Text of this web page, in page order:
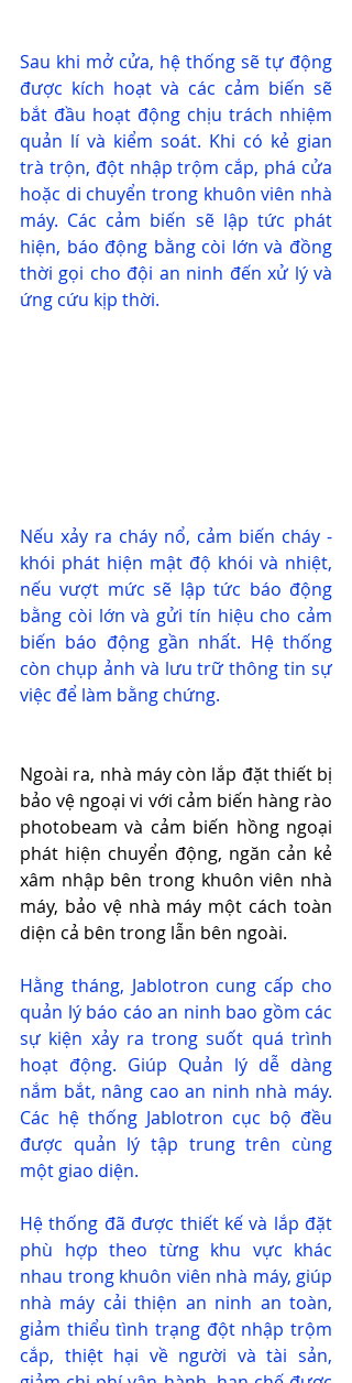
Sau khi mở cửa, hệ thống sẽ tự động
được kích hoạt và các cảm biến sẽ
bắt đầu hoạt động chịu trách nhiệm
quản lí và kiểm soát. Khi có kẻ gian
trà trộn, đột nhập trộm cắp, phá cửa
hoặc di chuyển trong khuôn viên nhà
máy. Các cảm biến sẽ lập tức phát
hiện, báo động bằng còi lớn và đồng
thời gọi cho đội an ninh đến xử lý và
ứng cứu kịp thời.
Nếu xảy ra cháy nổ, cảm biến cháy -
khói phát hiện mật độ khói và nhiệt,
nếu vượt mức sẽ lập tức báo động
bằng còi lớn và gửi tín hiệu cho cảm
biến báo động gần nhất. Hệ thống
còn chụp ảnh và lưu trữ thông tin sự
việc để làm bằng chứng.
Ngoài ra, nhà máy còn lắp đặt thiết bị
bảo vệ ngoại vi với cảm biến hàng rào
photobeam và cảm biến hồng ngoại
phát hiện chuyển động, ngăn cản kẻ
xâm nhập bên trong khuôn viên nhà
máy, bảo vệ nhà máy một cách toàn
diện cả bên trong lẫn bên ngoài.
Hằng tháng, Jablotron cung cấp cho
quản lý báo cáo an ninh bao gồm các
sự kiện xảy ra trong suốt quá trình
hoạt động. Giúp Quản lý dễ dàng
nắm bắt, nâng cao an ninh nhà máy.
Các hệ thống Jablotron cục bộ đều
được quản lý tập trung trên cùng
một giao diện.
Hệ thống đã được thiết kế và lắp đặt
phù hợp theo từng khu vực khác
nhau trong khuôn viên nhà máy, giúp
nhà máy cải thiện an ninh an toàn,
giảm thiểu tình trạng đột nhập trộm
cắp, thiệt hại về người và tài sản,